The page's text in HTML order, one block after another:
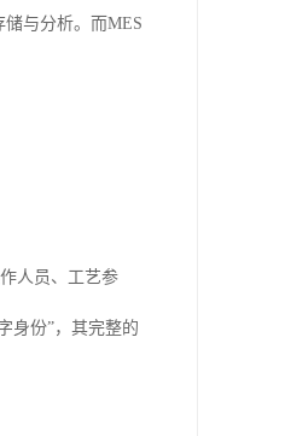
与分析。而MES
人员、工艺参
身份”，其完整的